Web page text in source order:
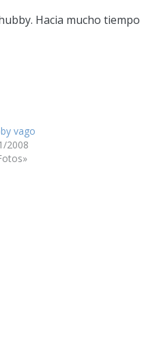
Hacia mucho tiempo
vago
2008